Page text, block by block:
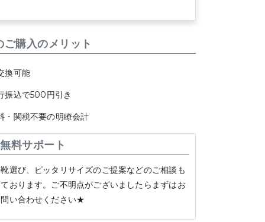
ご購入のメリット
換可能
振込で500円引き
・関税不要の明瞭会計
料サポート
選び、ピッタリサイズのご提案などのご相談も
おります。ご不明点がございましたらまずはお
い合わせください★